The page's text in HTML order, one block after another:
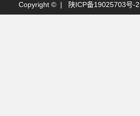
Copyright © | 陕ICP备19025703号-2